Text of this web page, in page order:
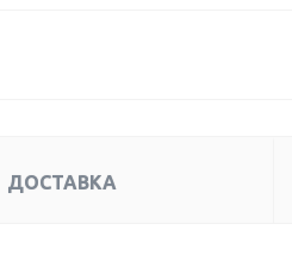
ДОСТАВКА